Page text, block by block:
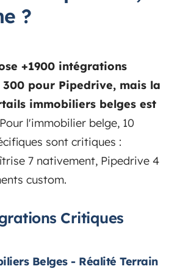
?
+1900 intégrations
pour Pipedrive, mais la
immobiliers belges est
Pour l'immobilier belge, 10
sont critiques :
7 nativement, Pipedrive 4
custom.
Critiques
Belges - Réalité Terrain